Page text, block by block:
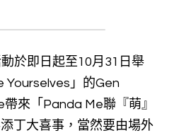
於即日起至10月31日舉
Yourselves」的Gen
來「Panda Me聯『萌』
丁大喜事，當然要由場外